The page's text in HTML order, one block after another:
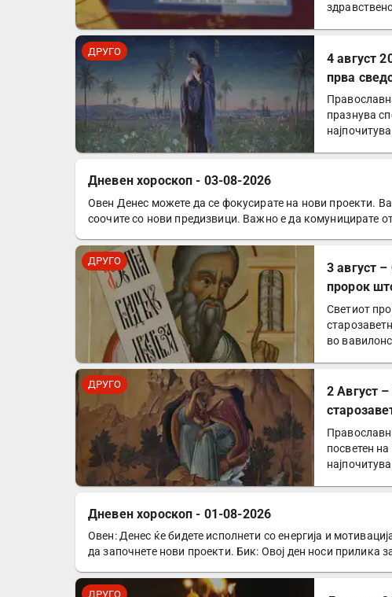
ДРУГО
4 август
прва
празнува
ДРУГО
Дневен хороскоп - 03-08-2026
Овен Денес можете да се фокусирате на нови проекти.
соочите со нови предизвици. Важно е да комуницирате
ДРУГО
3 август
пророк
Светиот
во
ДРУГО
2 Август
посветен
ДРУГО
Дневен хороскоп - 01-08-2026
Овен: Денес ќе бидете исполнети со енергија и
да започнете нови проекти. Бик: Овој ден носи прилика
ДРУГО